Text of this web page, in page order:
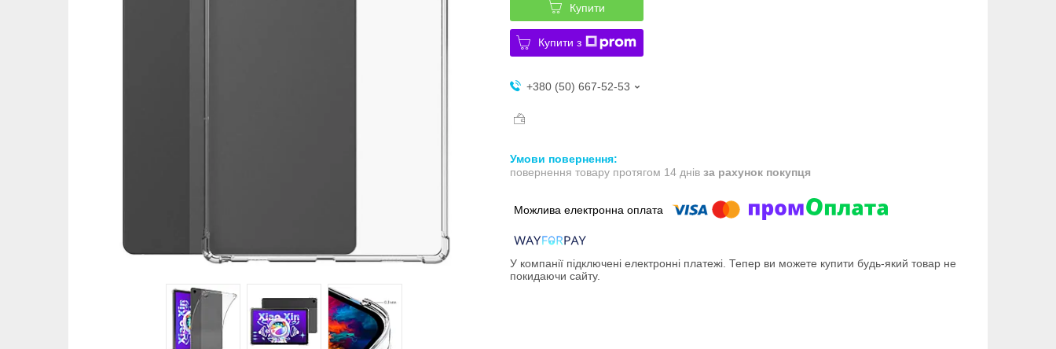
Купити
Купити з
+380 (50) 667-52-53
повернення товару протягом 14 днів за рахунок покупця
У компанії підключені електронні платежі. Тепер ви можете купити будь-який товар не
покидаючи сайту.